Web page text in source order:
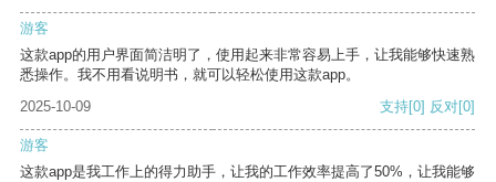
游客
这款app的用户界面简洁明了，使用起来非常容易上手，让我能够快速熟
悉操作。我不用看说明书，就可以轻松使用这款app。
2025-10-09
支持[0] 反对[0]
游客
这款app是我工作上的得力助手，让我的工作效率提高了50%，让我能够